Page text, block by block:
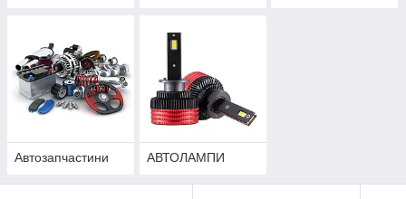
Автозапчастини АВТОЛАМПИ